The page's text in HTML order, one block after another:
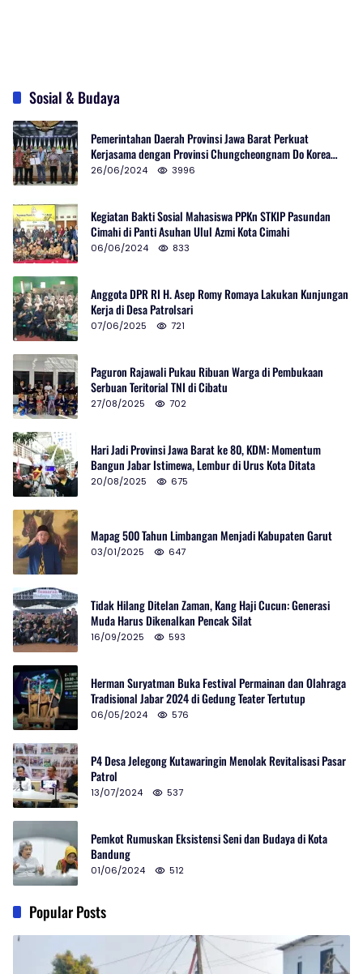
Sosial & Budaya
Pemerintahan Daerah Provinsi Jawa Barat Perkuat
Kerjasama dengan Provinsi Chungcheongnam Do Korea
Selatan
26/06/2024 3996
Kegiatan Bakti Sosial Mahasiswa PPKn STKIP Pasundan
Cimahi di Panti Asuhan Ulul Azmi Kota Cimahi
06/06/2024 833
Anggota DPR RI H. Asep Romy Romaya Lakukan Kunjungan
Kerja di Desa Patrolsari
07/06/2025 721
Paguron Rajawali Pukau Ribuan Warga di Pembukaan
Serbuan Teritorial TNI di Cibatu
27/08/2025 702
Hari Jadi Provinsi Jawa Barat ke 80, KDM: Momentum
Bangun Jabar Istimewa, Lembur di Urus Kota Ditata
20/08/2025 675
Mapag 500 Tahun Limbangan Menjadi Kabupaten Garut
03/01/2025 647
Tidak Hilang Ditelan Zaman, Kang Haji Cucun: Generasi
Muda Harus Dikenalkan Pencak Silat
16/09/2025 593
Herman Suryatman Buka Festival Permainan dan Olahraga
Tradisional Jabar 2024 di Gedung Teater Tertutup
06/05/2024 576
P4 Desa Jelegong Kutawaringin Menolak Revitalisasi Pasar
Patrol
13/07/2024 537
Pemkot Rumuskan Eksistensi Seni dan Budaya di Kota
Bandung
01/06/2024 512
Popular Posts